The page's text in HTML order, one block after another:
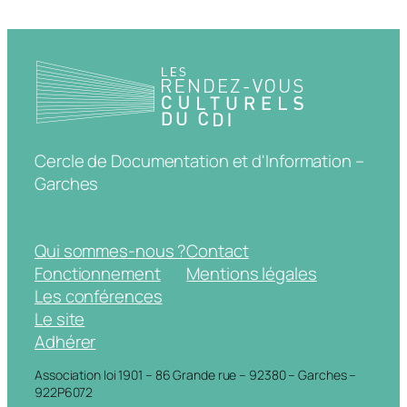
Cercle de Documentation et d'Information –
Garches
Qui sommes-nous ?
Fonctionnement
Les conférences
Le site
Adhérer
Contact
Mentions légales
Association loi 1901 – 86 Grande rue – 92380 – Garches –
922P6072